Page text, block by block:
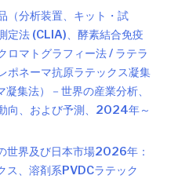
（分析装置、キット・試
定法 (CLIA)、酵素結合免疫
ロマトグラフィー法 / ラテラ
ポネーマ抗原ラテックス凝集
集法）－世界の産業分析、
向、および予測、2024年～
世界及び日本市場2026年：
ス、溶剤系PVDCラテック